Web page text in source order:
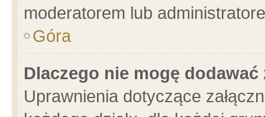
moderatorem lub
Góra
Dlaczego nie mogę dodawać
Uprawnienia dotyczące